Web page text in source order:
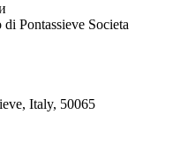
Pontassieve Societa
Italy, 50065